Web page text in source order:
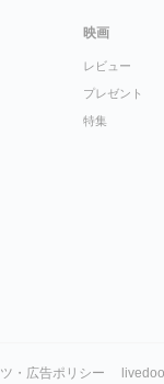
映画
レビュー
プレゼント
特集
・広告ポリシー